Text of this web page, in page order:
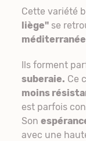
Cette variété
liège"se
Ils forment
suberaie. Ce
moins
est parfois
Son
avec une